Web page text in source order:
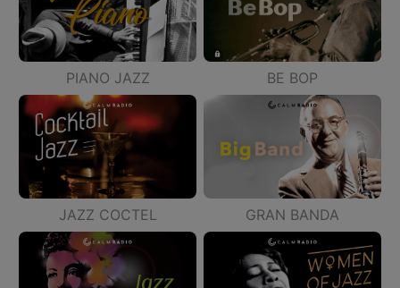
PIANO JAZZ BE BOP
JAZZ COCTEL GRAN BANDA